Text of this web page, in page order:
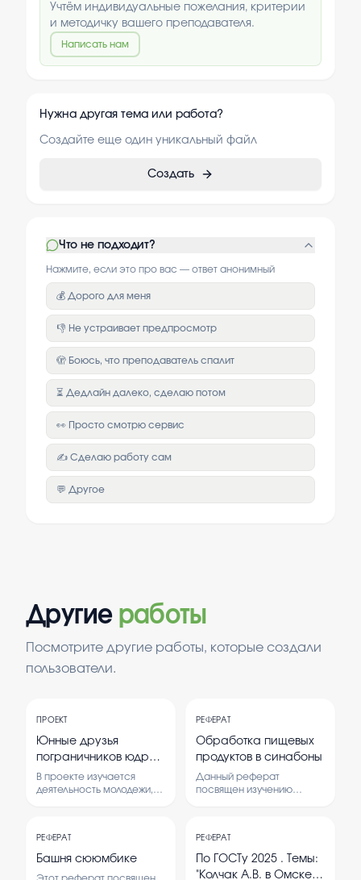
Учтём индивидуальные пожелания, критерии
и методичку вашего преподавателя.
Написать нам
Нужна другая тема или работа?
Создайте еще один уникальный файл
Создать
Что не подходит?
Нажмите, если это про вас — ответ анонимный
💰 Дорого для меня
👎 Не устраивает предпросмотр
🫣 Боюсь, что преподаватель спалит
⏳ Дедлайн далеко, сделаю потом
👀 Просто смотрю сервис
✍️ Сделаю работу сам
💬 Другое
Другие работы
Посмотрите другие работы, которые создали
пользователи.
ПРОЕКТ
Юнные друзья
пограничников юдр
дозор
В проекте изучается
деятельность молодежи,
Рассматриваются их
обязанности, мотивация и
РЕФЕРАТ
Обработка пищевых
продуктов в синабоны
Данный реферат
посвящен изучению
обеспечения их
безопасности и
сохранения качества.
РЕФЕРАТ
Башня сююмбике
РЕФЕРАТ
По ГОСТу 2025 . Темы:
"Колчак А.В. в Омске",